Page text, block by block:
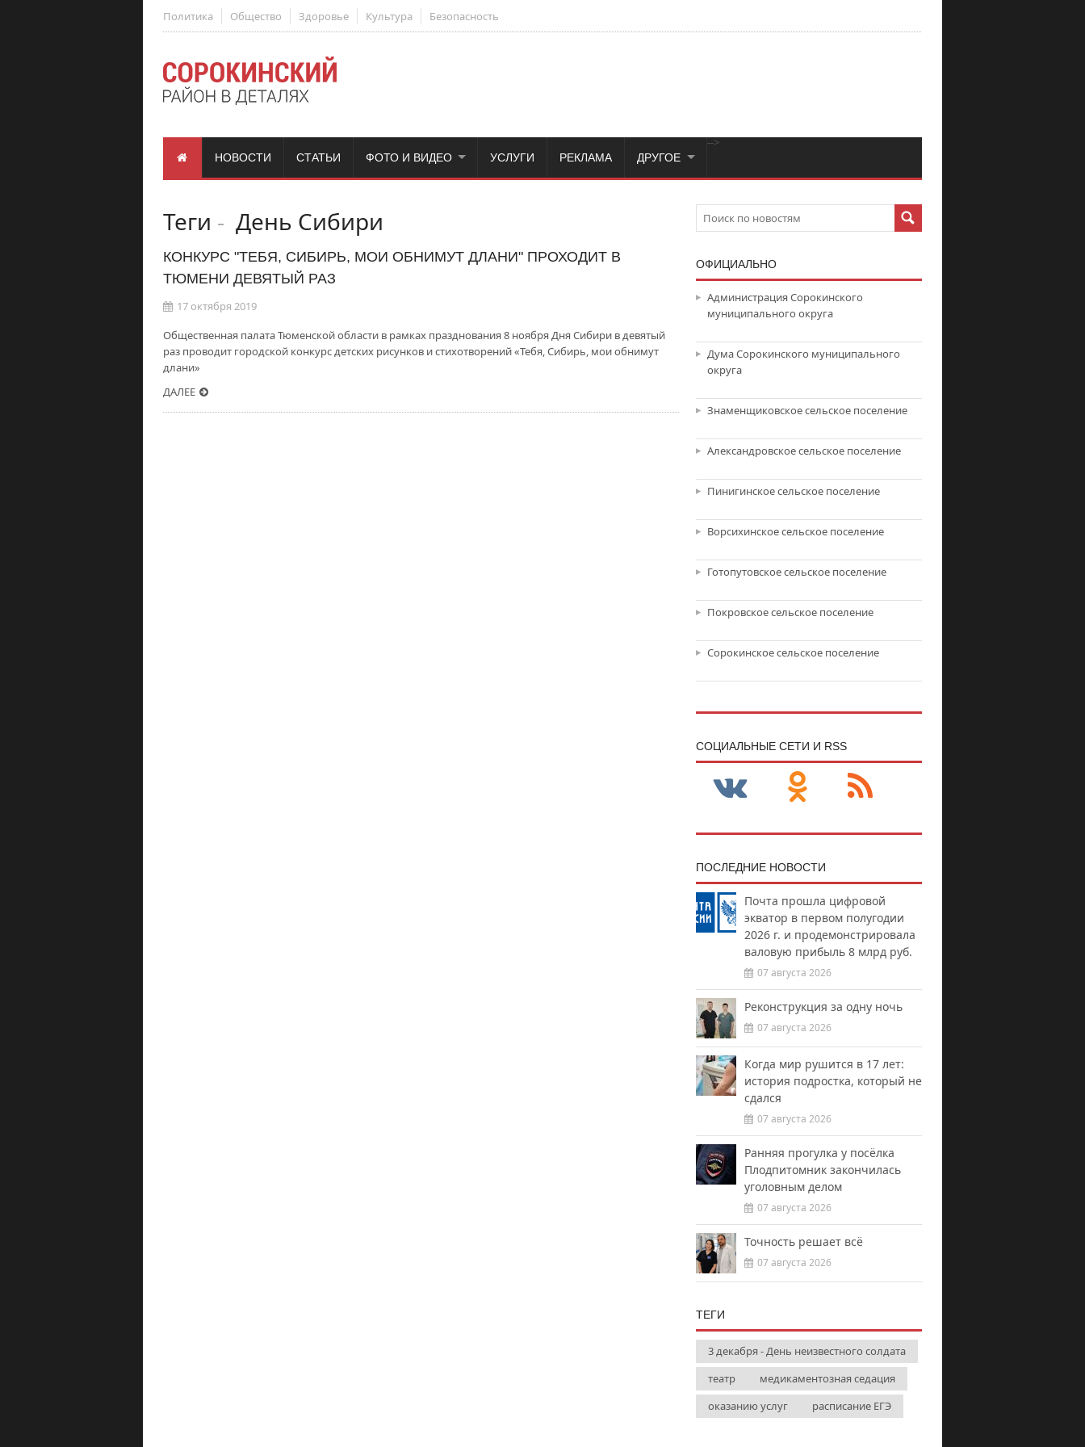
Политика Общество Здоровье Культура Безопасность
НОВОСТИ СТАТЬИ
-->
ФОТО И ВИДЕО УСЛУГИ РЕКЛАМА ДРУГОЕ
Теги - День Сибири
КОНКУРС "ТЕБЯ, СИБИРЬ, МОИ ОБНИМУТ ДЛАНИ" ПРОХОДИТ В
ТЮМЕНИ ДЕВЯТЫЙ РАЗ
17 октября 2019
Общественная палата Тюменской области в рамках празднования 8 ноября Дня Сибири в девятый
раз проводит городской конкурс детских рисунков и стихотворений «Тебя, Сибирь, мои обнимут
длани»
ДАЛЕЕ
ОФИЦИАЛЬНО
Администрация Сорокинского
муниципального округа
Дума Сорокинского муниципального
округа
Знаменщиковское сельское поселение
Александровское сельское поселение
Пинигинское сельское поселение
Ворсихинское сельское поселение
Готопутовское сельское поселение
Покровское сельское поселение
Сорокинское сельское поселение
CОЦИАЛЬНЫЕ СЕТИ И RSS
ПОСЛЕДНИЕ НОВОСТИ
Почта прошла цифровой
экватор в первом полугодии
2026 г. и продемонстрировала
валовую прибыль 8 млрд руб.
07 августа 2026
Реконструкция за одну ночь
07 августа 2026
Когда мир рушится в 17 лет:
история подростка, который не
сдался
07 августа 2026
Ранняя прогулка у посёлка
Плодпитомник закончилась
уголовным делом
07 августа 2026
Точность решает всё
07 августа 2026
ТЕГИ
3 декабря - День неизвестного солдата
театр
медикаментозная седация
оказанию услуг
расписание ЕГЭ